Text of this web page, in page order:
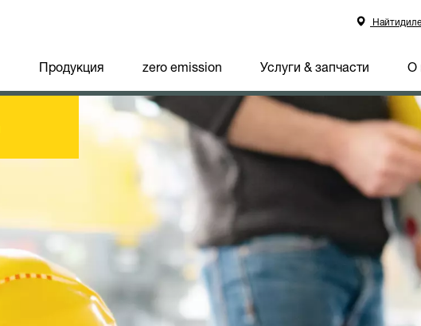
Продукция zero emission Услуги & запчасти О